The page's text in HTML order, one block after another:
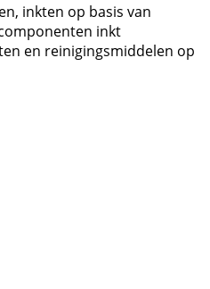
inkten op basis van
inkt
en reinigingsmiddelen op